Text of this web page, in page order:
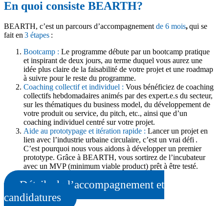
En quoi consiste BEARTH?
BEARTH, c’est un parcours d’accompagnementde 6 mois,qui se
fait en3 étapes :
Bootcamp : Le programme débute par un bootcamp pratique
et inspirant de deux jours, au terme duquel vous aurez une
idée plus claire de la faisabilité de votre projet et une roadmap
à suivre pour le reste du programme.
Coaching collectif et individuel : Vous bénéficiez de coaching
collectifs hebdomadaires animés par des expert.e.s du secteur,
sur les thématiques du business model, du développement de
votre produit ou service, du pitch, etc., ainsi que d’un
coaching individuel centré sur votre projet.
Aide au prototypage et itération rapide : Lancer un projet en
lien avec l’industrie urbaine circulaire, c’est un vrai défi .
C’est pourquoi nous vous aidons à développer un premier
prototype. Grâce à BEARTH, vous sortirez de l’incubateur
avec un MVP (minimum viable product) prêt à être testé.
Détails de l’accompagnement et
candidatures